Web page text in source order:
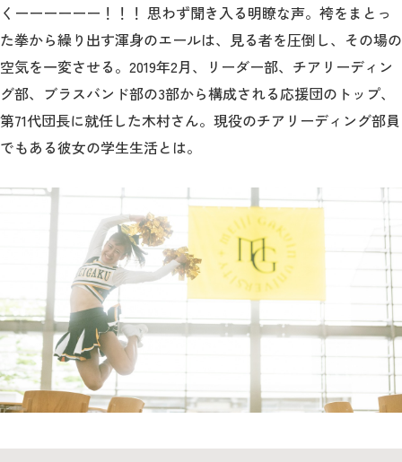
明治学院大学について
教育
研究
学生生活
留学・国際交流
ボランティア
生涯学習・社会連携
くーーーーーー！！！ 思わず聞き入る明瞭な声。袴をまとっ
た拳から繰り出す渾身のエールは、見る者を圧倒し、その場の
空気を一変させる。2019年2月、リーダー部、チアリーディン
グ部、ブラスバンド部の3部から構成される応援団のトップ、
第71代団長に就任した木村さん。現役のチアリーディング部員
でもある彼女の学生生活とは。